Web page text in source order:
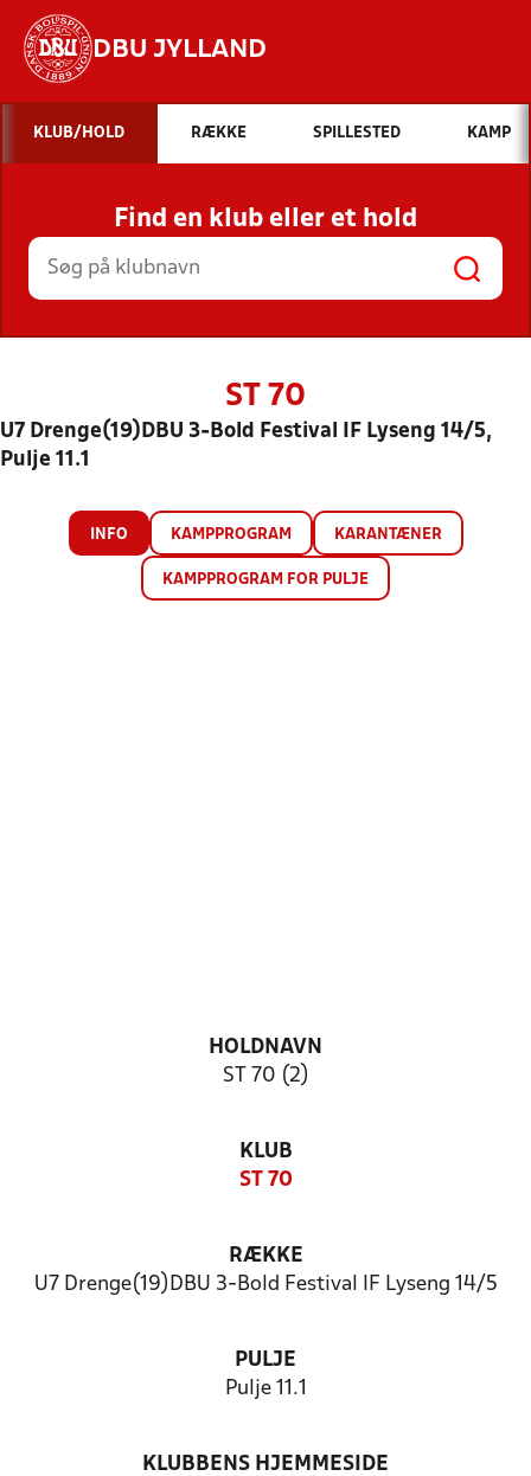
DBU JYLLAND
Hvad vil du søge efter?
INDHOLD OG NYHEDER
STILLINGER, RESULTATER, KLUBBER OG
HOLD
KLUB/HOLD RÆKKE SPILLESTED KAMP
Find en klub eller et hold
ST 70
U7 Drenge(19)DBU 3-Bold Festival IF Lyseng 14/5,
Pulje 11.1
INFO KAMPPROGRAM KARANTÆNER
KAMPPROGRAM FOR PULJE
HOLDNAVN
ST 70 (2)
KLUB
ST 70
RÆKKE
U7 Drenge(19)DBU 3-Bold Festival IF Lyseng 14/5
PULJE
Pulje 11.1
KLUBBENS HJEMMESIDE